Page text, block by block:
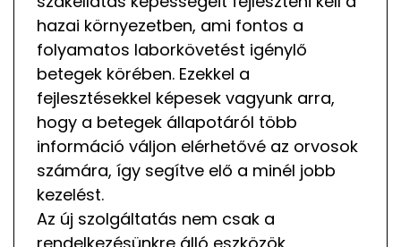
hazai környezetben, ami fontos a
folyamatos laborkövetést igénylő
betegek körében. Ezekkel a
fejlesztésekkel képesek vagyunk arra,
hogy a betegek állapotáról több
információ váljon elérhetővé az orvosok
számára, így segítve elő a minél jobb
kezelést.
Az új szolgáltatás nem csak a